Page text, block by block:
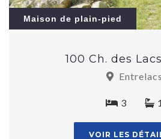
Maison de plain-pied
100 Ch. des
Entrelacs
3 1
VOIR LES